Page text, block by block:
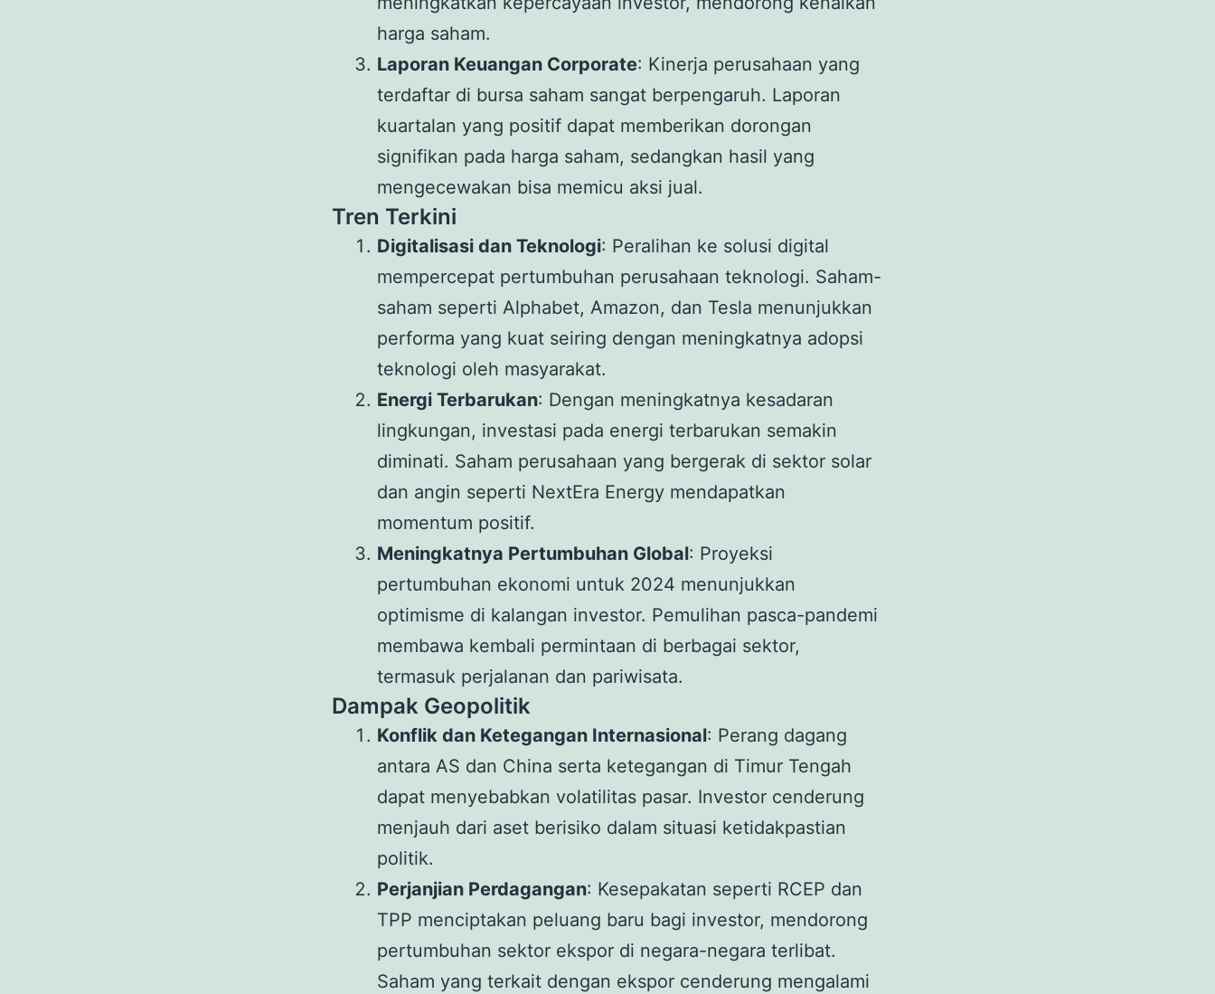
harga saham.
Laporan Keuangan Corporate: Kinerja perusahaan yang
terdaftar di bursa saham sangat berpengaruh. Laporan
kuartalan yang positif dapat memberikan dorongan
signifikan pada harga saham, sedangkan hasil yang
mengecewakan bisa memicu aksi jual.
Tren Terkini
Digitalisasi dan Teknologi: Peralihan ke solusi digital
mempercepat pertumbuhan perusahaan teknologi. Saham-
saham seperti Alphabet, Amazon, dan Tesla menunjukkan
performa yang kuat seiring dengan meningkatnya adopsi
teknologi oleh masyarakat.
Energi Terbarukan: Dengan meningkatnya kesadaran
lingkungan, investasi pada energi terbarukan semakin
diminati. Saham perusahaan yang bergerak di sektor solar
dan angin seperti NextEra Energy mendapatkan
momentum positif.
Meningkatnya Pertumbuhan Global: Proyeksi
pertumbuhan ekonomi untuk 2024 menunjukkan
optimisme di kalangan investor. Pemulihan pasca-pandemi
membawa kembali permintaan di berbagai sektor,
termasuk perjalanan dan pariwisata.
Dampak Geopolitik
Konflik dan Ketegangan Internasional: Perang dagang
antara AS dan China serta ketegangan di Timur Tengah
dapat menyebabkan volatilitas pasar. Investor cenderung
menjauh dari aset berisiko dalam situasi ketidakpastian
politik.
Perjanjian Perdagangan: Kesepakatan seperti RCEP dan
TPP menciptakan peluang baru bagi investor, mendorong
pertumbuhan sektor ekspor di negara-negara terlibat.
Saham yang terkait dengan ekspor cenderung mengalami